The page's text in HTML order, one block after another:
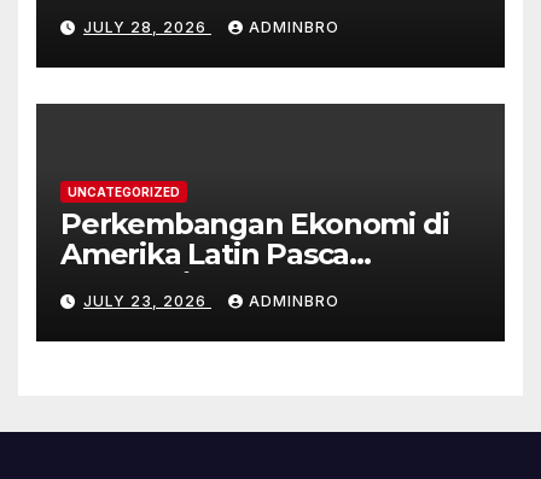
JULY 28, 2026 ADMINBRO
UNCATEGORIZED
Perkembangan Ekonomi di
Amerika Latin Pasca
Pandemi
JULY 23, 2026 ADMINBRO